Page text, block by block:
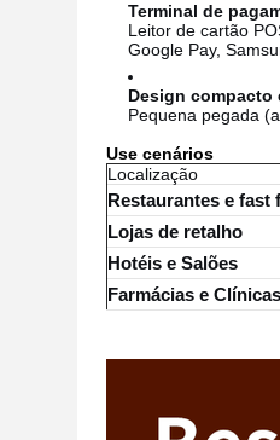
Terminal de
Leitor de cartão
Google Pay,
Design compacto
Pequena pegada
Use cenários
Localização
Restaurantes e fast
Lojas de retalho
Hotéis e Salões
Farmácias e Clínicas